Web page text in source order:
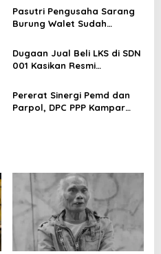
Pasutri Pengusaha Sarang
Burung Walet Sudah
Pelapor Desak Polda Jambi
Segera Lakukan Penahanan
Dugaan Jual Beli LKS di SDN
001 Kasikan Resmi
Kampar, Pemred – Pimum
Metroterkini.id Desak Usut
Kasus Ini
Pererat Sinergi Pemd dan
Parpol, DPC PPP Kampar